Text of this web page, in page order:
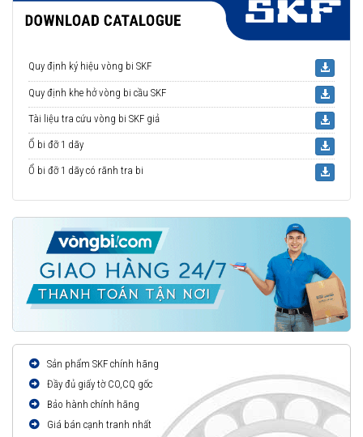
Quy định ký hiệu vòng bi SKF
Quy định khe hở vòng bi cầu SKF
Tài liệu tra cứu vòng bi SKF giả
Ổ bi đỡ 1 dãy
Ổ bi đỡ 1 dãy có rãnh tra bi
Sản phẩm SKF chính hãng
Đầy đủ giấy tờ CO,CQ gốc
Bảo hành chính hãng
Giá bán cạnh tranh nhất